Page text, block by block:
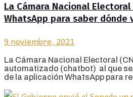
La Cámara Nacional
WhatsApp para saber dónde
9 noviembre, 2021
La Cámara Nacional Electoral
automatizado (chatbot) al que
de la aplicación WhatsApp para